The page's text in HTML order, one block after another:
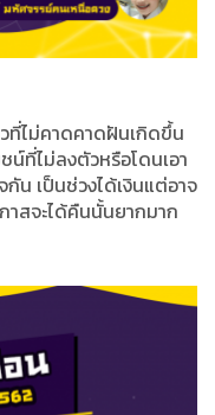
วที่ไม่คาดคาดฝันเกิดขึ้น
ที่ไม่ลงตัวหรือโดนเอา
กัน เป็นช่วงได้เงินแต่อาจ
าสจะได้คืนนั้นยากมาก